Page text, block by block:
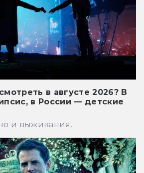
в августе 2026? В
в России — детские
и выживания.